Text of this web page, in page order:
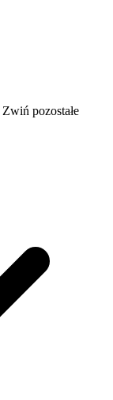
Zwiń pozostałe